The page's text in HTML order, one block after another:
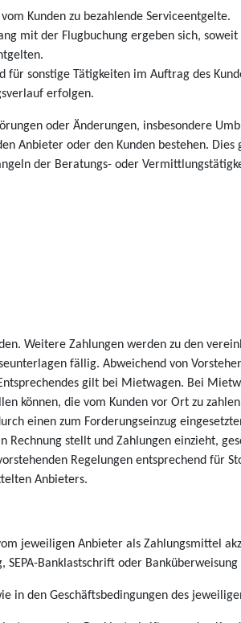
Kunden zu bezahlende Serviceentgelte.
mit der Flugbuchung ergeben sich,
für sonstige Tätigkeiten im Auftrag des
erfolgen.
oder Änderungen, insbesondere
Anbieter oder den Kunden bestehen.
der Beratungs- oder
Weitere Zahlungen werden zu den
fällig. Abweichend von
gilt bei Mietwagen. Bei
können, die vom Kunden vor Ort zu
einen zum Forderungseinzug
Rechnung stellt und Zahlungen einzieht,
Regelungen entsprechend für
Anbieters.
jeweiligen Anbieter als Zahlungsmittel
Banklastschrift oder
in den Geschäftsbedingungen des